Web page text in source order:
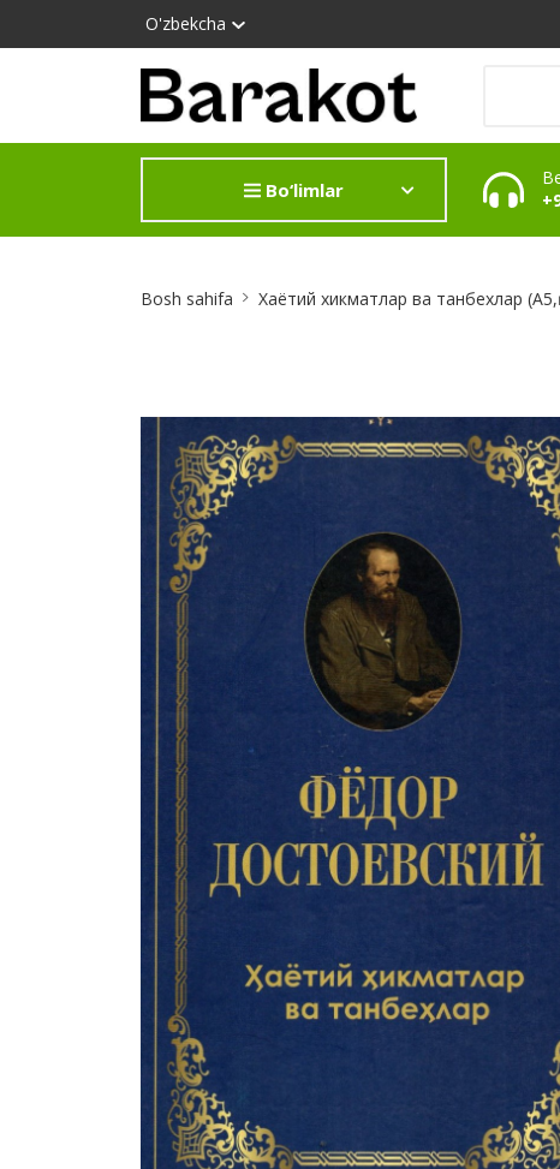
O'zbekcha
Bo‘limlar
Bosh sahifa Хаётий хикматлар ва танбехлар